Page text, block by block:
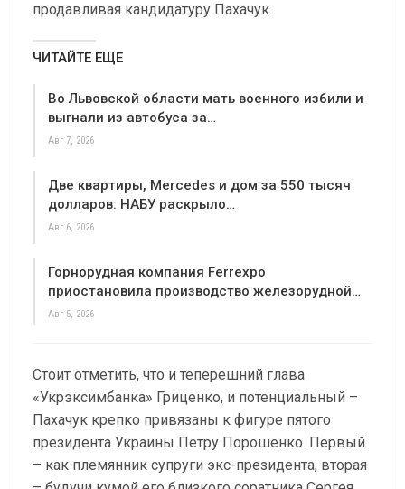
продавливая кандидатуру Пахачук.
ЧИТАЙТЕ ЕЩЕ
Во Львовской области мать военного избили и
выгнали из автобуса за…
Авг 7, 2026
Две квартиры, Mercedes и дом за 550 тысяч
долларов: НАБУ раскрыло…
Авг 6, 2026
Горнорудная компания Ferrexpo
приостановила производство железорудной…
Авг 5, 2026
Стоит отметить, что и теперешний глава
«Укрэксимбанка» Гриценко, и потенциальный –
Пахачук крепко привязаны к фигуре пятого
президента Украины Петру Порошенко. Первый
– как племянник супруги экс-президента, вторая